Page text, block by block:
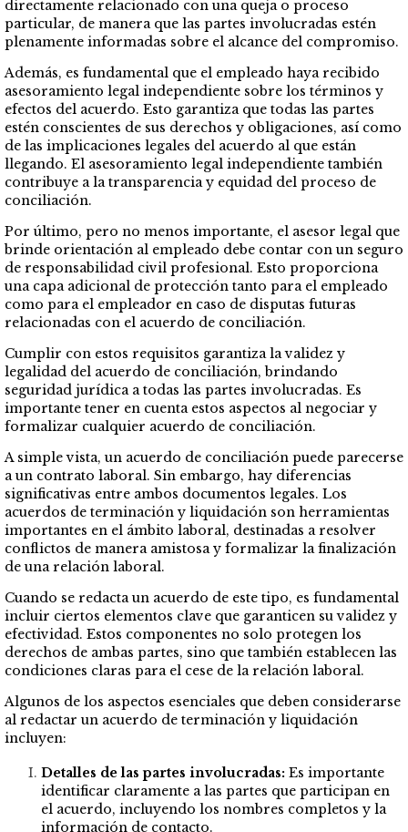
directamente relacionado con una queja o proceso
particular, de manera que las partes involucradas estén
plenamente informadas sobre el alcance del compromiso.
Además, es fundamental que el empleado haya recibido
asesoramiento legal independiente sobre los términos y
efectos del acuerdo. Esto garantiza que todas las partes
estén conscientes de sus derechos y obligaciones, así como
de las implicaciones legales del acuerdo al que están
llegando. El asesoramiento legal independiente también
contribuye a la transparencia y equidad del proceso de
conciliación.
Por último, pero no menos importante, el asesor legal que
brinde orientación al empleado debe contar con un seguro
de responsabilidad civil profesional. Esto proporciona
una capa adicional de protección tanto para el empleado
como para el empleador en caso de disputas futuras
relacionadas con el acuerdo de conciliación.
Cumplir con estos requisitos garantiza la validez y
legalidad del acuerdo de conciliación, brindando
seguridad jurídica a todas las partes involucradas. Es
importante tener en cuenta estos aspectos al negociar y
formalizar cualquier acuerdo de conciliación.
A simple vista, un acuerdo de conciliación puede parecerse
a un contrato laboral. Sin embargo, hay diferencias
significativas entre ambos documentos legales. Los
acuerdos de terminación y liquidación son herramientas
importantes en el ámbito laboral, destinadas a resolver
conflictos de manera amistosa y formalizar la finalización
de una relación laboral.
Cuando se redacta un acuerdo de este tipo, es fundamental
incluir ciertos elementos clave que garanticen su validez y
efectividad. Estos componentes no solo protegen los
derechos de ambas partes, sino que también establecen las
condiciones claras para el cese de la relación laboral.
Algunos de los aspectos esenciales que deben considerarse
al redactar un acuerdo de terminación y liquidación
incluyen:
Detalles de las partes involucradas: Es importante
identificar claramente a las partes que participan en
el acuerdo, incluyendo los nombres completos y la
información de contacto.